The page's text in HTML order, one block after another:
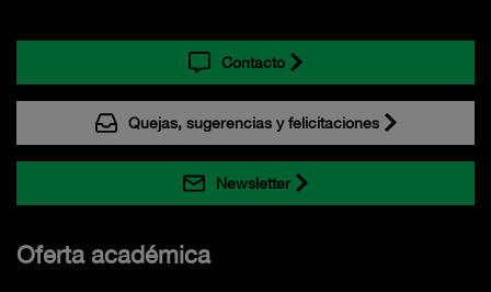
Contacto
Quejas, sugerencias y felicitaciones
Newsletter
Oferta académica